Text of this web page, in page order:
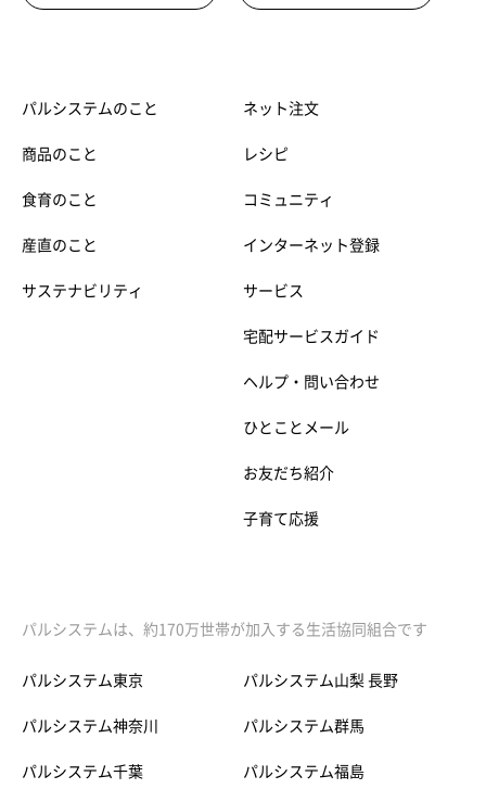
パルシステムのこと
商品のこと
食育のこと
産直のこと
サステナビリティ
ネット注文
レシピ
コミュニティ
インターネット登録
サービス
宅配サービスガイド
ヘルプ・問い合わせ
ひとことメール
お友だち紹介
子育て応援
パルシステムは、約170万世帯が加入する生活協同組合です
パルシステム東京
パルシステム神奈川
パルシステム千葉
パルシステム山梨 長野
パルシステム群馬
パルシステム福島